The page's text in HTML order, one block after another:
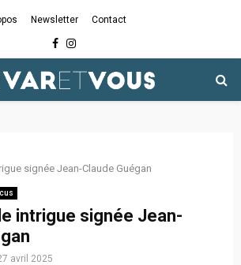
Newsletter Contact
Facebook
Instagram
signée Jean-Claude Guégan
intrigue signée Jean-
avril 2025